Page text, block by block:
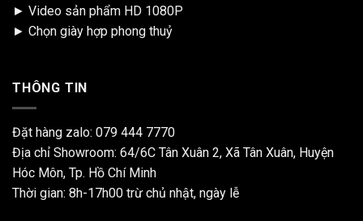
► Video sản phẩm HD 1080P
► Chọn giày hợp phong thuỷ
THÔNG TIN
Đặt hàng zalo: 079 444 7770
Địa chỉ Showroom: 64/6C Tân Xuân 2, Xã Tân Xuân, Huyện
Hóc Môn, Tp. Hồ Chí Minh
Thời gian: 8h-17h00 trừ chủ nhật, ngày lễ